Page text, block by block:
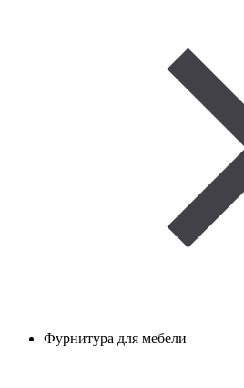
Фурнитура для мебели